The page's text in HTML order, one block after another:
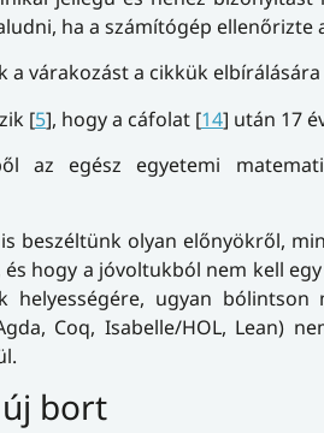
ha a számítógép ellenőrizte
a várakozást a cikkük
[5], hogy a cáfolat [14] után 17
az egész egyetemi
beszéltünk olyan előnyökről,
és hogy a jóvoltukból nem kell
helyességére, ugyan
Coq, Isabelle/HOL, Lean)
bort